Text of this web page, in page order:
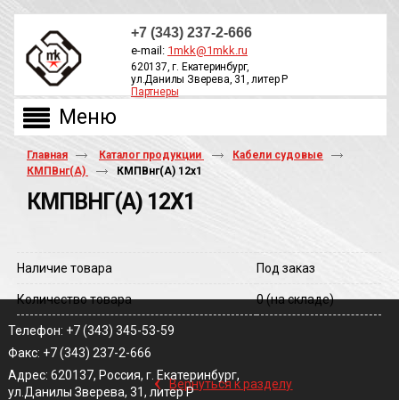
+7 (343) 237-2-666
e-mail: 1mkk@1mkk.ru
620137, г. Екатеринбург,
ул.Данилы Зверева, 31, литер Р
Партнеры
Главная Каталог продукции
Кабели судовые
КМПВнг(А)
КМПВнг(A) 12х1
КМПВНГ(A) 12Х1
Наличие товара Под заказ
Количество товара 0(на складе)
‹ Вернуться к разделу
Телефон: +7 (343) 345-53-59
Факс: +7 (343) 237-2-666
Адрес: 620137, Россия, г. Екатеринбург,
ул.Данилы Зверева, 31, литер Р